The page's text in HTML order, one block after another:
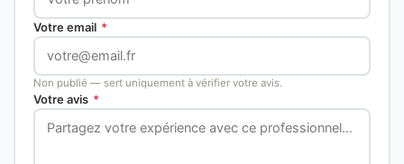
Votre email *
Non publié — sert uniquement à vérifier votre avis.
Votre avis *